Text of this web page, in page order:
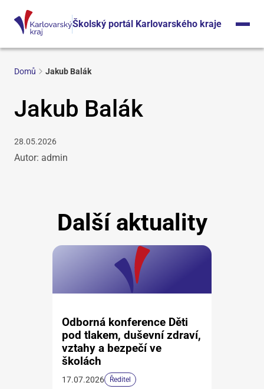
Školský portál Karlovarského kraje
Domů Jakub Balák
Jakub Balák
28.05.2026
Autor: admin
Další aktuality
Odborná konference Děti
pod tlakem, duševní zdraví,
vztahy a bezpečí ve
školách
17.07.2026 Ředitel